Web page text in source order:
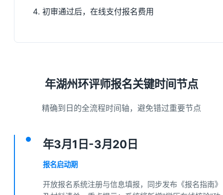
初审通过后，在线支付报名费用
年湖州环评师报名关键时间节点
精确到日的全流程时间轴，避免错过重要节点
年3月1日-3月20日
报名启动期
开放报名系统注册与信息填报，同步发布《报名指南》